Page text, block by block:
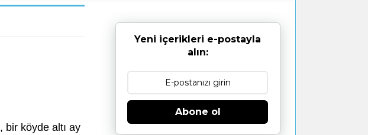
, bir köyde altı ay
Yeni içerikleri e-postayla
alın:
Abone ol